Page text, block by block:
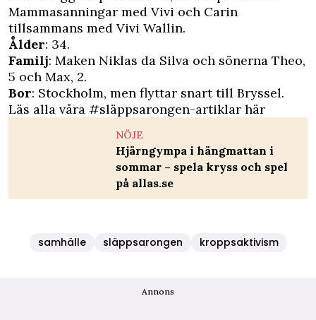
Mammasanningar med Vivi och Carin
tillsammans med Vivi Wallin.
Ålder: 34.
Familj: Maken Niklas da Silva och sönerna Theo,
5 och Max, 2.
Bor: Stockholm, men flyttar snart till Bryssel.
Läs alla våra #släppsarongen-artiklar här
NÖJE
Hjärngympa i hängmattan i
sommar – spela kryss och spel
på allas.se
samhälle släppsarongen kroppsaktivism
Annons